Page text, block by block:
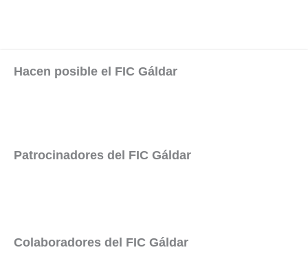
Hacen posible el FIC Gáldar
Patrocinadores del FIC Gáldar
Colaboradores del FIC Gáldar